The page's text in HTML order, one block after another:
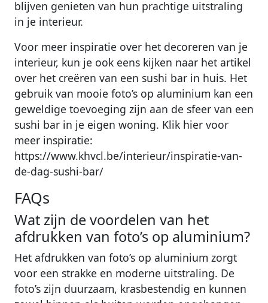
blijven genieten van hun prachtige uitstraling
in je interieur.
Voor meer inspiratie over het decoreren van je
interieur, kun je ook eens kijken naar het artikel
over het creëren van een sushi bar in huis. Het
gebruik van mooie foto’s op aluminium kan een
geweldige toevoeging zijn aan de sfeer van een
sushi bar in je eigen woning. Klik hier voor
meer inspiratie:
https://www.khvcl.be/interieur/inspiratie-van-
de-dag-sushi-bar/
FAQs
Wat zijn de voordelen van het
afdrukken van foto’s op aluminium?
Het afdrukken van foto’s op aluminium zorgt
voor een strakke en moderne uitstraling. De
foto’s zijn duurzaam, krasbestendig en kunnen